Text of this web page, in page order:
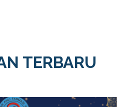
TERBARU